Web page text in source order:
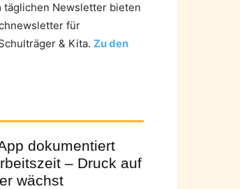
täglichen Newsletter bieten
für
& Kita. Zu den
dokumentiert
– Druck auf
wächst